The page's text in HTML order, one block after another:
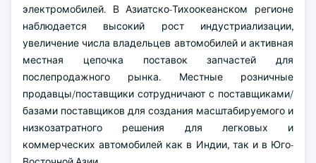
электромобилей. В Азиатско-Тихоокеанском регионе
наблюдается высокий рост индустриализации,
увеличение числа владельцев автомобилей и активная
местная цепочка поставок запчастей для
послепродажного рынка. Местные розничные
продавцы/поставщики сотрудничают с поставщиками/
базами поставщиков для создания масштабируемого и
низкозатратного решения для легковых и
коммерческих автомобилей как в Индии, так и в Юго-